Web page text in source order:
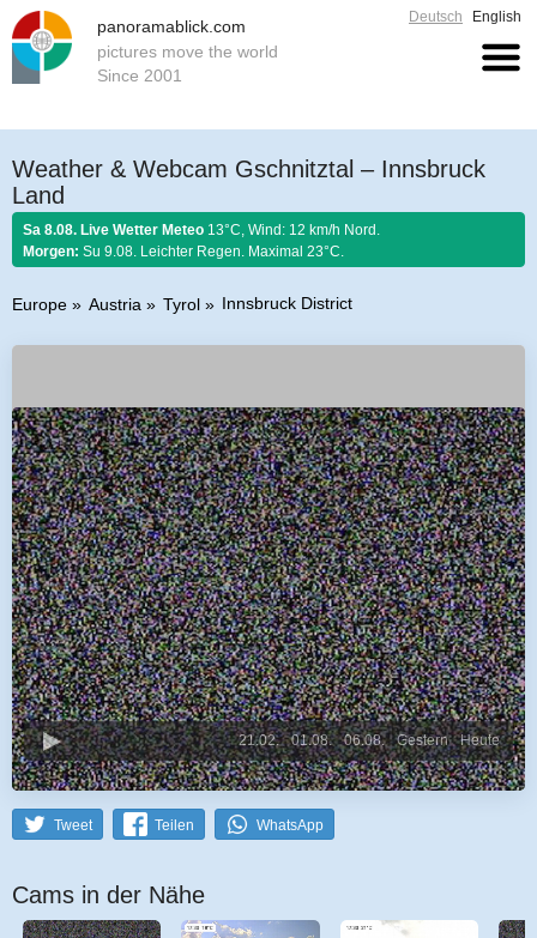
panoramablick.com
pictures move the world
Since 2001
Deutsch English
Weather & Webcam Gschnitztal – Innsbruck
Land
Sa 8.08. Live Wetter Meteo 13°C, Wind: 12 km/h Nord.
Morgen: Su 9.08. Leichter Regen. Maximal 23°C.
Europe Austria Tyrol Innsbruck District
Heute
Gestern
06.08.
01.08.
21.02.
Tweet Teilen WhatsApp
Cams in der Nähe